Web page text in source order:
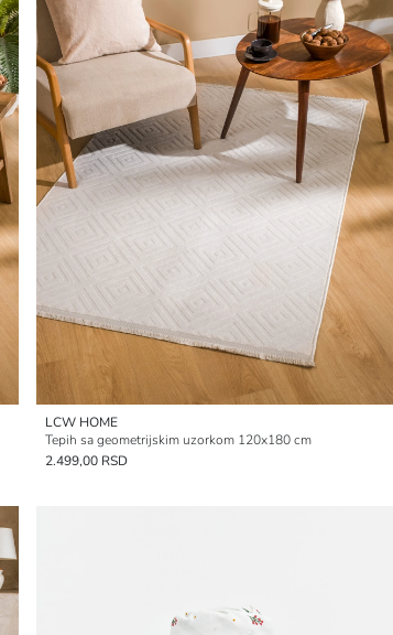
LCW HOME
Tepih sa geometrijskim uzorkom 120x180 cm
2.499,00 RSD